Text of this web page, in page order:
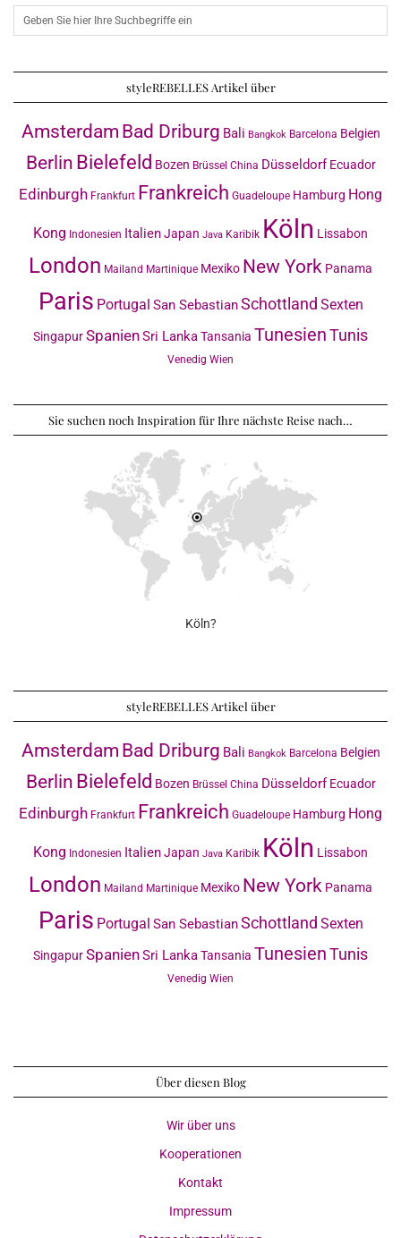
styleREBELLES Artikel über
Amsterdam Bad Driburg Bali Bangkok Barcelona Belgien
Berlin Bielefeld Bozen Brüssel China Düsseldorf Ecuador
Edinburgh Frankfurt Frankreich Guadeloupe Hamburg Hong
Kong Indonesien ItalienJapan Java Karibik Köln Lissabon
London Mailand Martinique Mexiko New York Panama
Paris Portugal San SebastianSchottland Sexten
SingapurSpanienSri LankaTansania TunesienTunis
Venedig Wien
Sie suchen noch Inspiration für Ihre nächste Reise nach…
Köln?
styleREBELLES Artikel über
Amsterdam Bad Driburg Bali Bangkok Barcelona Belgien
Berlin Bielefeld Bozen Brüssel China Düsseldorf Ecuador
Edinburgh Frankfurt Frankreich Guadeloupe Hamburg Hong
Kong Indonesien ItalienJapan Java Karibik Köln Lissabon
London Mailand Martinique Mexiko New York Panama
Paris Portugal San SebastianSchottland Sexten
SingapurSpanienSri LankaTansania TunesienTunis
Venedig Wien
Über diesen Blog
Wir über uns
Kooperationen
Kontakt
Impressum